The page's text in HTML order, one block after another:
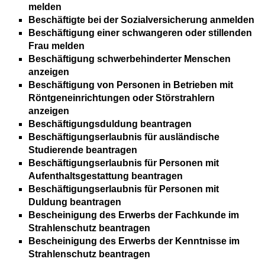
melden
Beschäftigte bei der Sozialversicherung anmelden
Beschäftigung einer schwangeren oder stillenden
Frau melden
Beschäftigung schwerbehinderter Menschen
anzeigen
Beschäftigung von Personen in Betrieben mit
Röntgeneinrichtungen oder Störstrahlern
anzeigen
Beschäftigungsduldung beantragen
Beschäftigungserlaubnis für ausländische
Studierende beantragen
Beschäftigungserlaubnis für Personen mit
Aufenthaltsgestattung beantragen
Beschäftigungserlaubnis für Personen mit
Duldung beantragen
Bescheinigung des Erwerbs der Fachkunde im
Strahlenschutz beantragen
Bescheinigung des Erwerbs der Kenntnisse im
Strahlenschutz beantragen